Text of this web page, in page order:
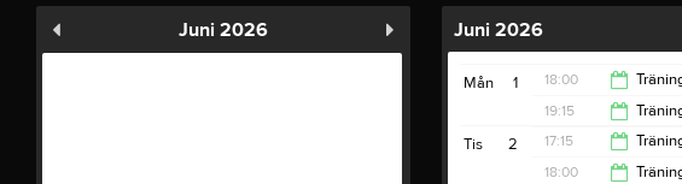
Juni 2026 Juni 2026
1
Mån 18:00
19:15
19:15
20:30
2
Tis 17:15
18:00